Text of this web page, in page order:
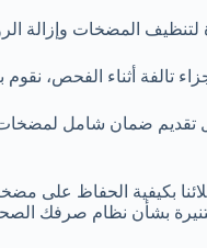
المضخات وإزالة
تالفة أثناء الفحص،
ضمان شامل لمضخات
بكيفية الحفاظ
بشأن نظام صرفك